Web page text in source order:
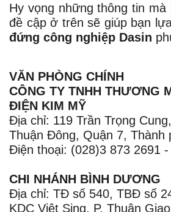
Hy vọng những thông tin mà
đề cập ở trên sẽ giúp bạn
đứng công nghiệp Dasin
VĂN PHÒNG CHÍNH
CÔNG TY TNHH THƯƠNG
ĐIỆN KIM MỸ
Địa chỉ: 119 Trần Trọng
Thuận Đông, Quận 7, Thành
Điện thoại: (028)3 873 2691
CHI NHÁNH BÌNH DƯƠNG
Địa chỉ: TĐ số 540, TBĐ số
KDC Việt Sing, P. Thuận